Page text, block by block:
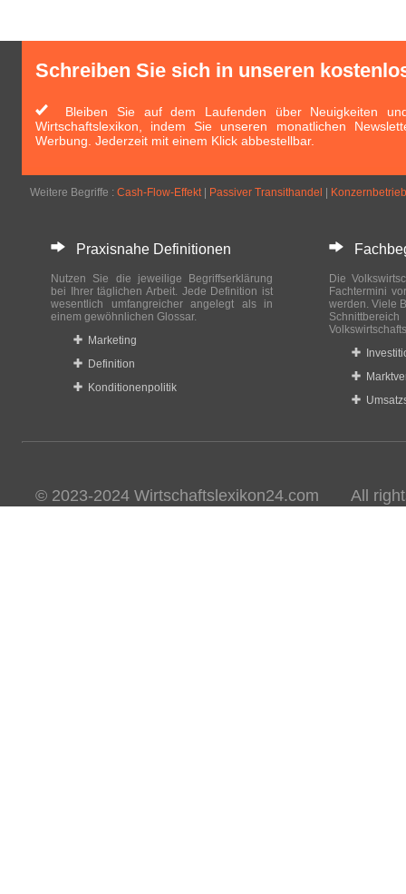
Schreiben Sie sich in unseren
Bleiben Sie auf dem Laufenden über Neuigkeiten
Wirtschaftslexikon, indem Sie unseren monatlichen
Werbung. Jederzeit mit einem Klick abbestellbar.
Weitere Begriffe : Cash-Flow-Effekt| Passiver Transithandel
Praxisnahe Definitionen
Nutzen Sie die jeweilige Begriffserklärung
bei Ihrer täglichen Arbeit. Jede Definition ist
wesentlich umfangreicher angelegt als in
einem gewöhnlichen Glossar.
Marketing
Definition
Konditionenpolitik
Die
Fachtermini
werden. Viele
© 2023-2024 Wirtschaftslexikon24.com All